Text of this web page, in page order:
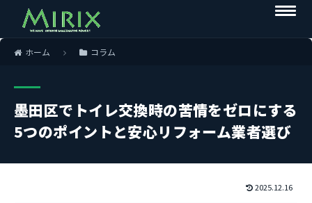
ホーム コラム
墨田区でトイレ交換時の苦情をゼロにする
5つのポイントと安心リフォーム業者選び
2025.12.16